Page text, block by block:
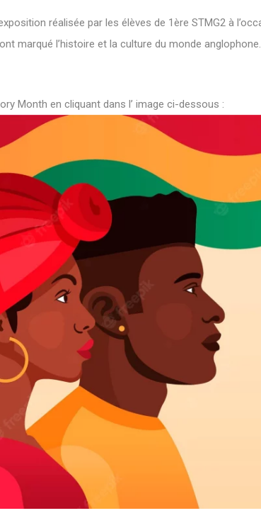
réalisée par les élèves de 1ère STMG2 à
marqué l’histoire et la culture du monde
Month en cliquant dans l’ image ci-dessous :